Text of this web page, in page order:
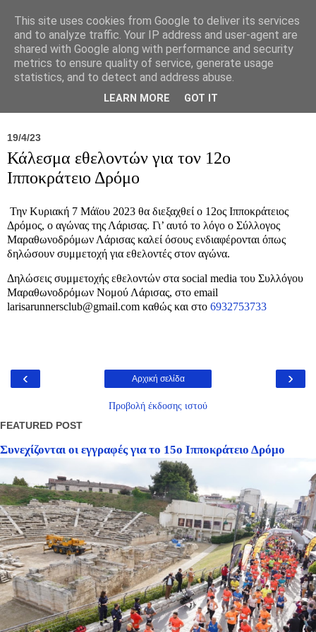
Σύλλογος Ιπποκράτειος
19/4/23
Κάλεσμα εθελοντών για τον 12ο
Ιπποκράτειο Δρόμο
Την Κυριακή 7 Μάϊου 2023 θα διεξαχθεί ο 12ος Ιπποκράτειος
Δρόμος, ο αγώνας της Λάρισας. Γι’ αυτό το λόγο ο Σύλλογος
Μαραθωνοδρόμων Λάρισας καλεί όσους ενδιαφέρονται όπως
δηλώσουν συμμετοχή για εθελοντές στον αγώνα.
Δηλώσεις συμμετοχής εθελοντών στα social media του Συλλόγου
Μαραθωνοδρόμων Νομού Λάρισας, στο email
larisarunnersclub@gmail.com καθώς και στο 6932753733
‹ ›
Αρχική σελίδα
Προβολή έκδοσης ιστού
FEATURED POST
Συνεχίζονται οι εγγραφές για το 15ο Ιπποκράτειο Δρόμο
This site uses cookies from Google to deliver its services
and to analyze traffic. Your IP address and user-agent are
shared with Google along with performance and security
metrics to ensure quality of service, generate usage
statistics, and to detect and address abuse.
LEARN MORE GOT IT